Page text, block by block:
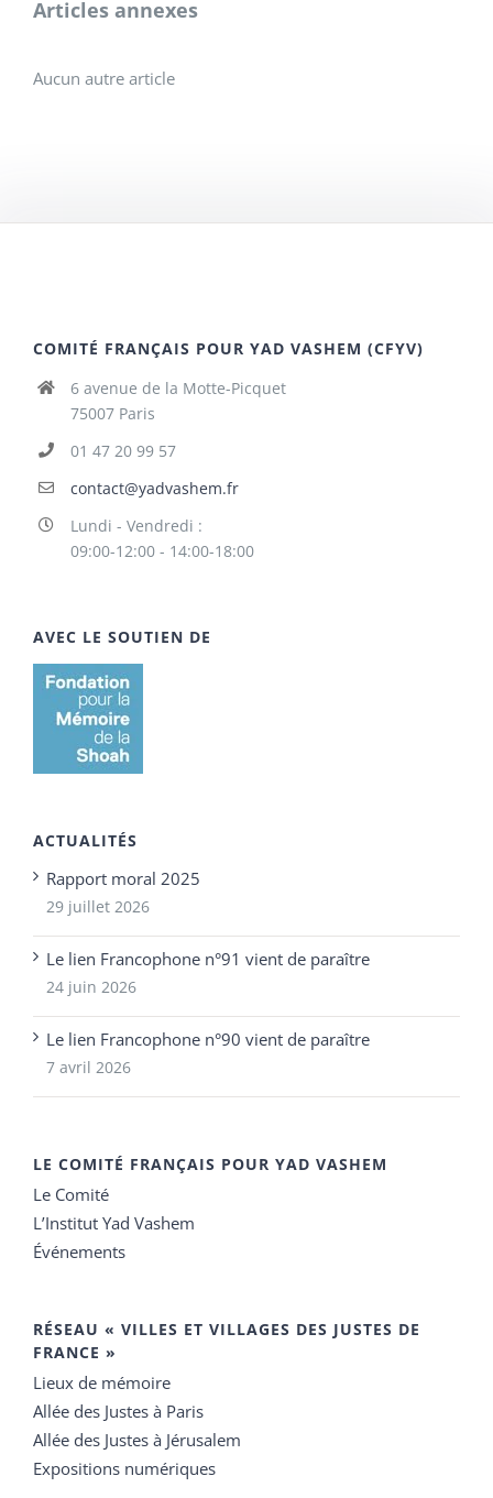
Articles annexes
Aucun autre article
COMITÉ FRANÇAIS POUR YAD VASHEM (CFYV)
6 avenue de la Motte-Picquet
75007 Paris
01 47 20 99 57
contact@yadvashem.fr
Lundi - Vendredi :
09:00-12:00 - 14:00-18:00
AVEC LE SOUTIEN DE
ACTUALITÉS
Rapport moral 2025
29 juillet 2026
Le lien Francophone n°91 vient de paraître
24 juin 2026
Le lien Francophone n°90 vient de paraître
7 avril 2026
LE COMITÉ FRANÇAIS POUR YAD VASHEM
Le Comité
L’Institut Yad Vashem
Événements
RÉSEAU « VILLES ET VILLAGES DES JUSTES DE
FRANCE »
Lieux de mémoire
Allée des Justes à Paris
Allée des Justes à Jérusalem
Expositions numériques